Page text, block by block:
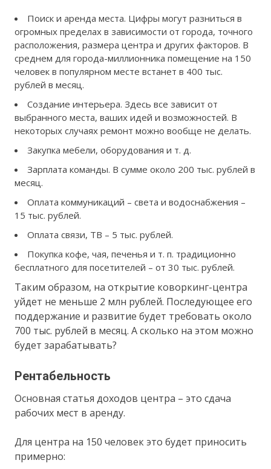
Поиск и аренда места. Цифры могут разниться в
огромных пределах в зависимости от города, точного
расположения, размера центра и других факторов. В
среднем для города-миллионника помещение на 150
человек в популярном месте встанет в 400 тыс.
рублей в месяц.
Создание интерьера. Здесь все зависит от
выбранного места, ваших идей и возможностей. В
некоторых случаях ремонт можно вообще не делать.
Закупка мебели, оборудования и т. д.
Зарплата команды. В сумме около 200 тыс. рублей в
месяц.
Оплата коммуникаций – света и водоснабжения –
15 тыс. рублей.
Оплата связи, ТВ – 5 тыс. рублей.
Покупка кофе, чая, печенья и т. п. традиционно
бесплатного для посетителей – от 30 тыс. рублей.
Таким образом, на открытие коворкинг-центра
уйдет не меньше 2 млн рублей. Последующее его
поддержание и развитие будет требовать около
700 тыс. рублей в месяц. А сколько на этом можно
будет зарабатывать?
Рентабельность
Основная статья доходов центра – это сдача
рабочих мест в аренду.
Для центра на 150 человек это будет приносить
примерно: